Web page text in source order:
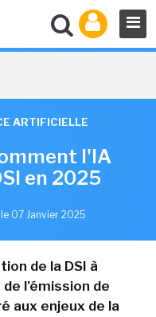
ARTIFICIELLE
l'IA
en 2025
07 Janvier 2025
de la DSI à
l'émission de
aux enjeux de la